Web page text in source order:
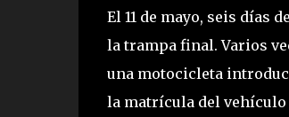
El 11 de mayo, seis días
la trampa final. Varios
una motocicleta
la matrícula del vehículo